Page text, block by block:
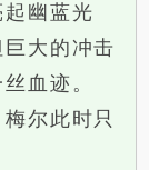
幽蓝光
大的冲击
血迹。
尔此时只